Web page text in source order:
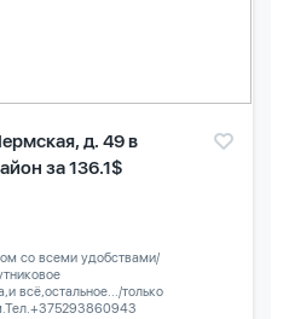
д. 49 в
за 136.1$
со всеми удобствами/
всё,остальное.../только